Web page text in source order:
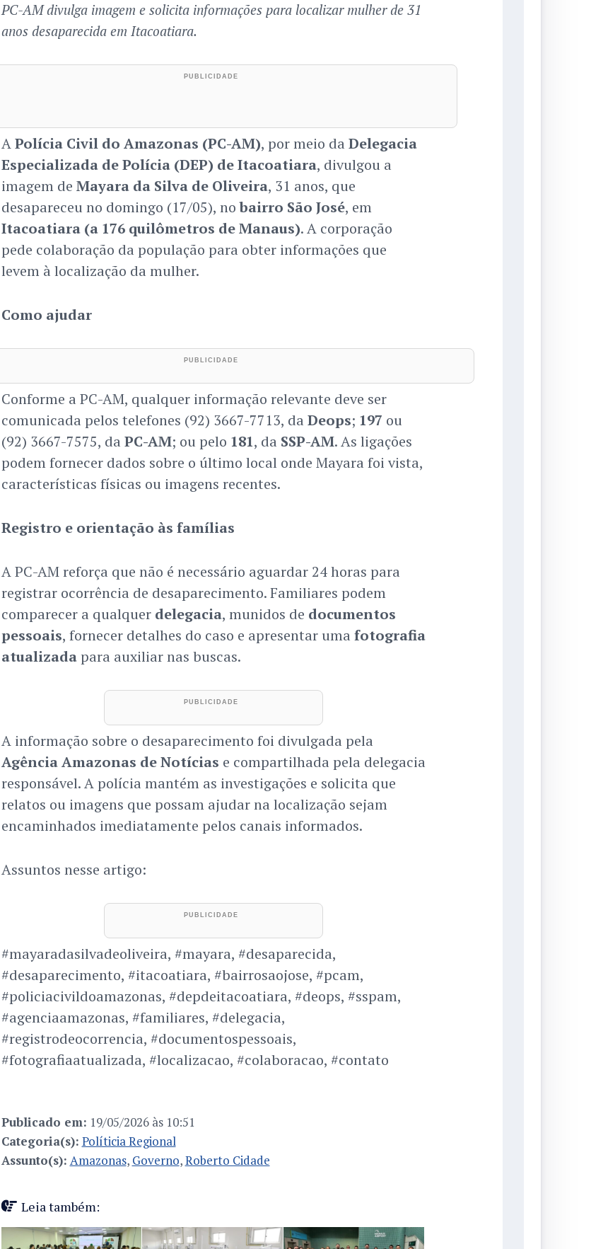
PC-AM divulga imagem e solicita informações para localizar mulher de 31
anos desaparecida em Itacoatiara.
APolícia Civil do Amazonas (PC-AM), por meio da Delegacia
Especializada de Polícia (DEP) de Itacoatiara, divulgou a
imagem de Mayara da Silva de Oliveira, 31 anos, que
desapareceu no domingo (17/05), nobairro São José, em
Itacoatiara (a 176 quilômetros de Manaus). A corporação
pede colaboração da população para obter informações que
levem à localização da mulher.
Como ajudar
Conforme a PC-AM, qualquer informação relevante deve ser
comunicada pelos telefones (92) 3667-7713, da Deops; 197 ou
(92) 3667-7575, da PC-AM; ou pelo 181, da SSP-AM. As ligações
podem fornecer dados sobre o último local onde Mayara foi vista,
características físicas ou imagens recentes.
Registro e orientação às famílias
A PC-AM reforça que não é necessário aguardar 24 horas para
registrar ocorrência de desaparecimento. Familiares podem
comparecer a qualquer delegacia, munidos de documentos
pessoais, fornecer detalhes do caso e apresentar uma fotografia
atualizadapara auxiliar nas buscas.
A informação sobre o desaparecimento foi divulgada pela
Agência Amazonas de Notícias e compartilhada pela delegacia
responsável. A polícia mantém as investigações e solicita que
relatos ou imagens que possam ajudar na localização sejam
encaminhados imediatamente pelos canais informados.
Assuntos nesse artigo:
#mayaradasilvadeoliveira, #mayara, #desaparecida,
#desaparecimento, #itacoatiara, #bairrosaojose, #pcam,
#policiacivildoamazonas, #depdeitacoatiara, #deops, #sspam,
#agenciaamazonas, #familiares, #delegacia,
#registrodeocorrencia, #documentospessoais,
#fotografiaatualizada, #localizacao, #colaboracao, #contato
Publicado em: 19/05/2026 às 10:51
Categoria(s): Políticia Regional
Assunto(s): Amazonas, Governo,Roberto Cidade
Leia também: